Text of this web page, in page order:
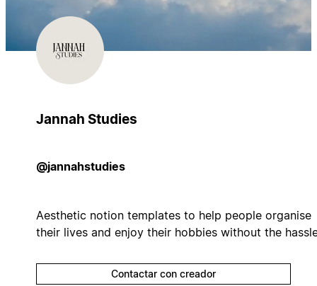
Jannah Studies
@jannahstudies
Aesthetic notion templates to help people organise
their lives and enjoy their hobbies without the
Contactar con creador